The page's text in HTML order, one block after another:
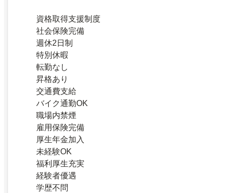
資格取得支援制度
社会保険完備
週休2日制
特別休暇
転勤なし
昇格あり
交通費支給
バイク通勤OK
職場内禁煙
雇用保険完備
厚生年金加入
未経験OK
福利厚生充実
経験者優遇
学歴不問